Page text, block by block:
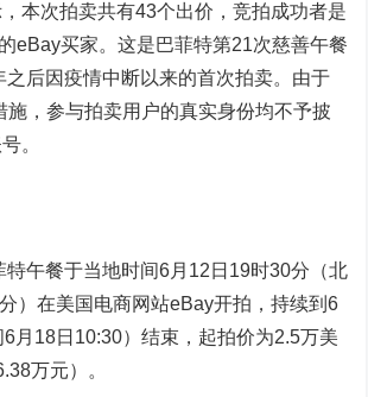
次拍卖共有43个出价，竞拍成功者是
eBay买家。这是巴菲特第21次慈善午餐
之后因疫情中断以来的首次拍卖。由于
施，参与拍卖用户的真实身份均不予披
。
午餐于当地时间6月12日19时30分（北
）在美国电商网站eBay开拍，持续到6
月18日10:30）结束，起拍价为2.5万美
万元）。